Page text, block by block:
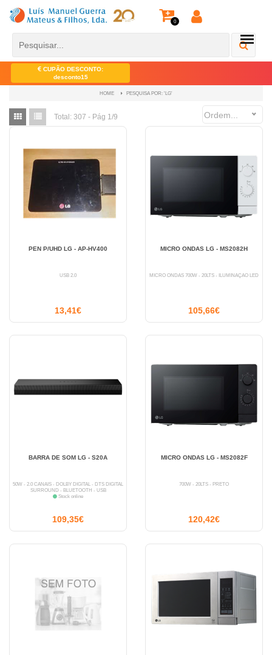
0
CUPÃO DESCONTO:
desconto15
HOME PESQUISA POR: 'LG'
Total: 307 - Pág 1/9 Ordem...
PEN P/UHD LG - AP-HV400
USB 2.0
13,41€
MICRO ONDAS LG - MS2082H
MICRO ONDAS 700W - 20LTS - ILUMINAÇÃO LED
105,66€
BARRA DE SOM LG - S20A
50W - 2.0 CANAIS - DOLBY DIGITAL - DTS DIGITAL
SURROUND - BLUETOOTH - USB
Stock online
109,35€
MICRO ONDAS LG - MS2082F
700W - 20LTS - PRETO
120,42€